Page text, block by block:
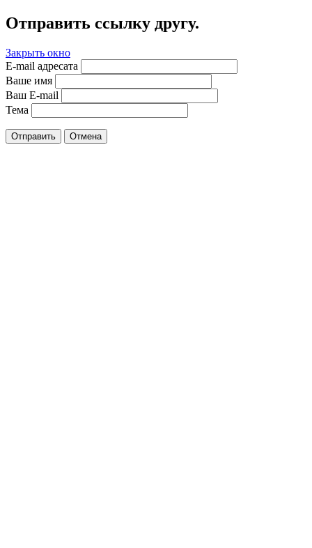
Отправить ссылку другу.
Закрыть окно
E-mail адресата
Ваше имя
Ваш E-mail
Тема
Отправить Отмена